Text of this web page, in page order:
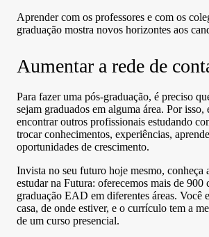
Aprender com os professores e com os
graduação mostra novos horizontes aos
Aumentar a rede de
Para fazer uma pós-graduação, é preciso
sejam graduados em alguma área. Por isso,
encontrar outros profissionais estudando
trocar conhecimentos, experiências,
oportunidades de crescimento.
Invista no seu futuro hoje mesmo, conheça
estudar na Futura: oferecemos mais de 900
graduação EAD em diferentes áreas. Você
casa, de onde estiver, e o currículo tem a
de um curso presencial.